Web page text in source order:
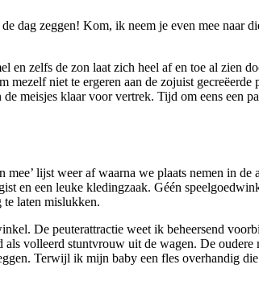
dag zeggen! Kom, ik neem je even mee naar
zelfs de zon laat zich heel af en toe al zien
mezelf niet te ergeren aan de zojuist
meisjes klaar voor vertrek. Tijd om eens een
lijst weer af waarna we plaats nemen in
en een leuke kledingzaak. Géén
laten mislukken.
De peuterattractie weet ik beheersend
volleerd stuntvrouw uit de wagen. De
Terwijl ik mijn baby een fles overhandig